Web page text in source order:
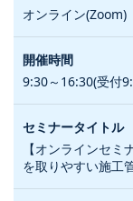
オンライン(Zoom)
9:30～16:30(受付
【オンラインセ
を取りやすい施工